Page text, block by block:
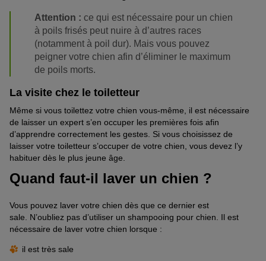
Attention : ce qui est nécessaire pour un chien
à poils frisés peut nuire à d’autres races
(notamment à poil dur). Mais vous pouvez
peigner votre chien afin d’éliminer le maximum
de poils morts.
La visite chez le toiletteur
Même si vous toilettez votre chien vous-même, il est nécessaire
de laisser un expert s’en occuper les premières fois afin
d’apprendre correctement les gestes. Si vous choisissez de
laisser votre toiletteur s’occuper de votre chien, vous devez l’y
habituer dès le plus jeune âge.
Quand faut-il laver un chien ?
Vous pouvez laver votre chien dès que ce dernier est
sale. N’oubliez pas d’utiliser un shampooing pour chien. Il est
nécessaire de laver votre chien lorsque :
il est très sale